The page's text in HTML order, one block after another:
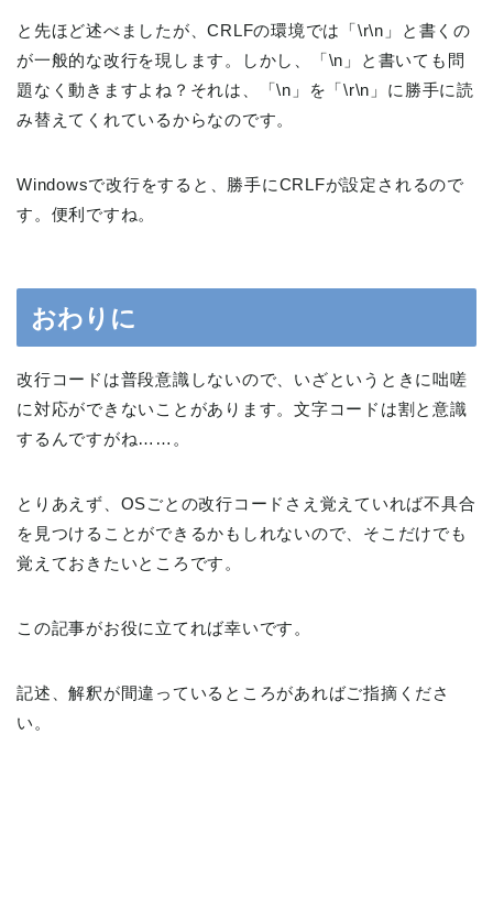
と先ほど述べましたが、CRLFの環境では「\r\n」と書くの
が一般的な改行を現します。しかし、「\n」と書いても問
題なく動きますよね？それは、「\n」を「\r\n」に勝手に読
み替えてくれているからなのです。
Windowsで改行をすると、勝手にCRLFが設定されるので
す。便利ですね。
おわりに
改行コードは普段意識しないので、いざというときに咄嗟
に対応ができないことがあります。文字コードは割と意識
するんですがね……。
とりあえず、OSごとの改行コードさえ覚えていれば不具合
を見つけることができるかもしれないので、そこだけでも
覚えておきたいところです。
この記事がお役に立てれば幸いです。
記述、解釈が間違っているところがあればご指摘くださ
い。